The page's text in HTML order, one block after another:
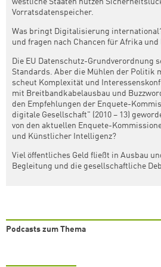
Vorratsdatenspeicher.
Was bringt Digitalisierung
und fragen nach Chancen für Afrika und
Die EU Datenschutz-Grundverordnung
Standards. Aber die Mühlen der Politik
scheut Komplexität und
mit Breitbandkabelausbau und
den Empfehlungen der Enquete-
digitale Gesellschaft" (2010 – 13)
von den aktuellen Enquete-
und Künstlicher Intelligenz?
Viel öffentliches Geld fließt in Ausbau
Begleitung und die gesellschaftliche
Podcasts zum Thema